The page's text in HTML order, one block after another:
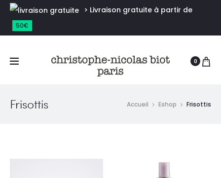
> Livraison gratuite à partir de
50€
0
Frisottis Accueil Eshop Frisottis